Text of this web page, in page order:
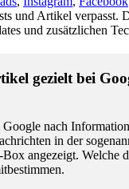
und Artikel verpasst.
und zusätzlichen
gezielt bei
nach
in der
Box angezeigt. Welche